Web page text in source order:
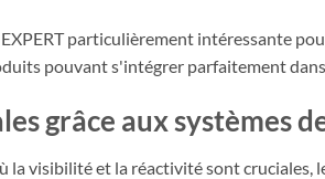
particulièrement intéressante
pouvant s'intégrer parfaitement
grâce aux systèmes
la visibilité et la réactivité sont cruciales,